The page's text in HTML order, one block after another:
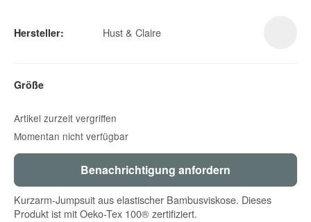
Hersteller: Hust & Claire
Größe
Artikel zurzeit vergriffen
Momentan nicht verfügbar
Benachrichtigung anfordern
Kurzarm-Jumpsuit aus elastischer Bambusviskose. Dieses
Produkt ist mit Oeko-Tex 100® zertifiziert.